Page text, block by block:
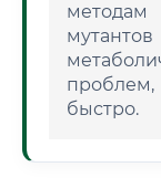
методам
быстро.